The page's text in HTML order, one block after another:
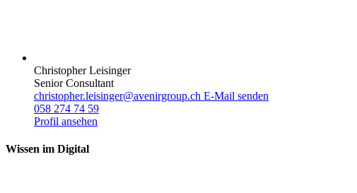
Christopher Leisinger
Senior Consultant
christopher.leisinger@avenirgroup.ch E-Mail senden
058 274 74 59
Profil ansehen
Wissen im Digital